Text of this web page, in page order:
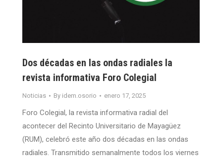
Dos décadas en las ondas radiales la
revista informativa Foro Colegial
Noticias By idem.osorio enero 17, 2025
Foro Colegial, la revista informativa radial del
acontecer del Recinto Universitario de Mayagüez
(RUM), celebró este año dos décadas en las ondas
radiales. Transmitido semanalmente todos los viernes